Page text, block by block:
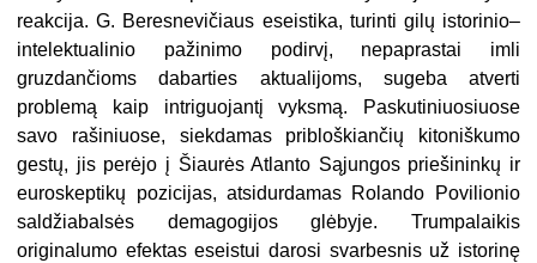
reakcija. G. Beresnevičiaus eseistika, turinti gilų istorinio–
intelektualinio pažinimo podirvį, nepaprastai imli
gruzdančioms dabarties aktualijoms, sugeba atverti
problemą kaip intriguojantį vyksmą. Paskutiniuosiuose
savo rašiniuose, siekdamas pribloškiančių kitoniškumo
gestų, jis perėjo į Šiaurės Atlanto Sąjungos priešininkų ir
euroskeptikų pozicijas, atsidurdamas Rolando Povilionio
saldžiabalsės demagogijos glėbyje. Trumpalaikis
originalumo efektas eseistui darosi svarbesnis už istorinę